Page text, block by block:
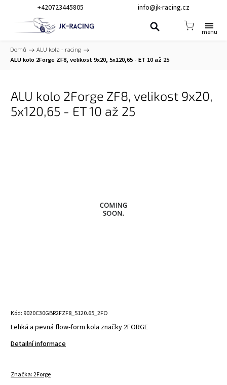
+420723445805 info@jk-racing.cz
Domů / ALU kola - racing /
ALU kolo 2Forge ZF8, velikost 9x20, 5x120,65 - ET 10 až 25
ALU kolo 2Forge ZF8, velikost 9x20,
5x120,65 - ET 10 až 25
Kód: 9020C30GBR2FZF8_5120.65_2FO
Lehká a pevná flow-form kola značky 2FORGE
Detailní informace
Značka:2Forge